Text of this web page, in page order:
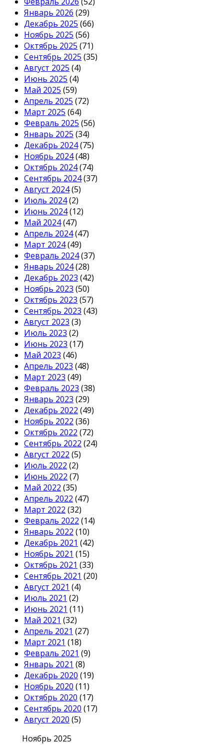
Январь 2026 (29)
Декабрь 2025 (66)
Ноябрь 2025 (56)
Октябрь 2025 (71)
Сентябрь 2025 (35)
Август 2025 (4)
Июнь 2025 (4)
Май 2025 (59)
Апрель 2025 (72)
Март 2025 (64)
Февраль 2025 (56)
Январь 2025 (34)
Декабрь 2024(75)
Ноябрь 2024(48)
Октябрь 2024(74)
Сентябрь 2024(37)
Август 2024(5)
Июль 2024(2)
Июнь 2024(12)
Май 2024(47)
Апрель 2024(47)
Март 2024(49)
Февраль 2024(37)
Январь 2024(28)
Декабрь 2023 (42)
Ноябрь 2023 (50)
Октябрь 2023 (57)
Сентябрь 2023 (43)
Август 2023 (3)
Июль 2023 (2)
Июнь 2023 (17)
Май 2023 (46)
Апрель 2023 (48)
Март 2023 (49)
Февраль 2023 (38)
Январь 2023 (29)
Декабрь 2022 (49)
Ноябрь 2022 (36)
Октябрь 2022 (72)
Сентябрь 2022 (24)
Август 2022 (5)
Июль 2022 (2)
Июнь 2022 (7)
Май 2022 (35)
Апрель 2022 (47)
Март 2022 (32)
Февраль 2022 (14)
Январь 2022 (10)
Декабрь 2021 (42)
Ноябрь 2021 (15)
Октябрь 2021 (33)
Сентябрь 2021 (20)
Август 2021 (4)
Июль 2021 (2)
Июнь 2021 (11)
Май 2021 (32)
Апрель 2021 (27)
Март 2021 (18)
Февраль 2021 (9)
Январь 2021 (8)
Декабрь 2020 (19)
Ноябрь 2020 (11)
Октябрь 2020 (17)
Сентябрь 2020 (17)
Август 2020 (5)
Ноябрь 2025